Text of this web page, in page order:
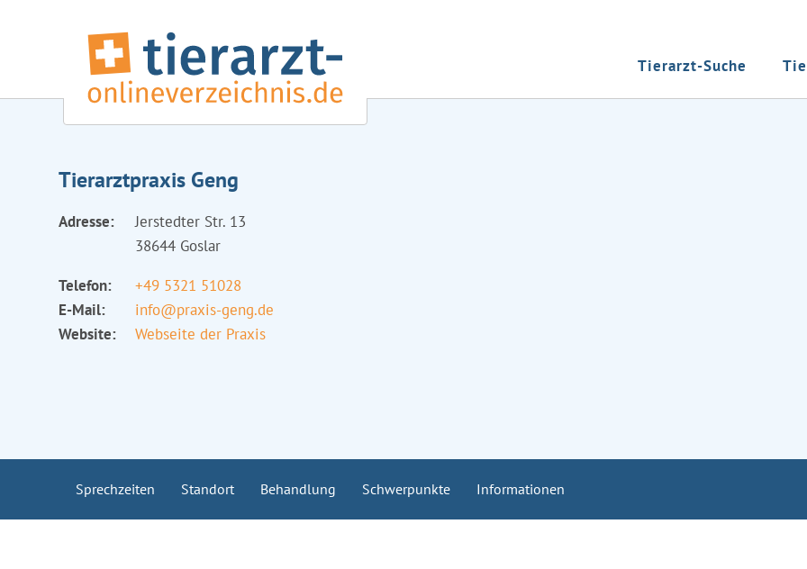
Tierarzt-Suche
Tierarztpraxis Geng
Adresse:
Jerstedter Str. 13
38644 Goslar
Telefon:
+49 5321 51028
E-Mail:
info@praxis-geng.de
Website:
Webseite der Praxis
Sprechzeiten Standort Behandlung Schwerpunkte Informationen